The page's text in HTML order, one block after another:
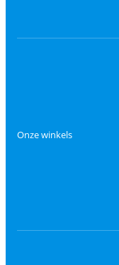
Onze winkels